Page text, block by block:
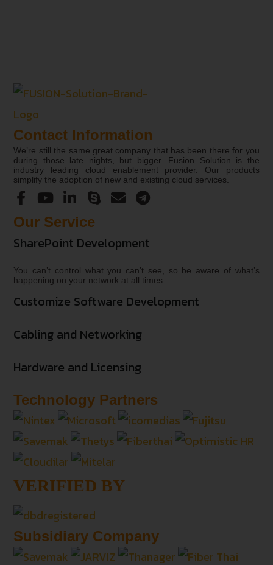
Contact Information
We’re still the same great company that has been there for you
during those late nights, but bigger. Fusion Solution is the
industry leading cloud enablement provider. Our products
simplify the adoption of new and existing cloud services.
Our Service
SharePoint Development
You can’t control what you can’t see, so be aware of what’s
happening on your network at all times.
Customize Software Development
Cabling and Networking
Hardware and Licensing
Technology Partners
VERIFIED BY
Subsidiary Company